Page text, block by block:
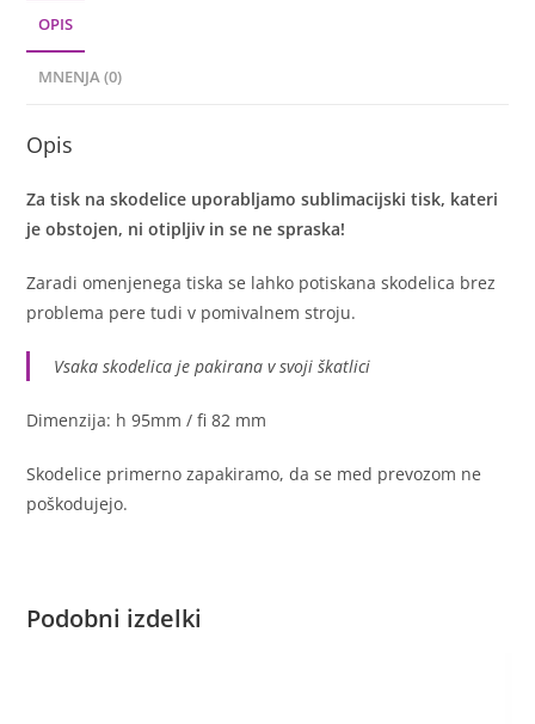
OPIS
MNENJA (0)
Opis
Za tisk na skodelice uporabljamo sublimacijski tisk, kateri
je obstojen, ni otipljiv in se ne spraska!
Zaradi omenjenega tiska se lahko potiskana skodelica brez
problema pere tudi v pomivalnem stroju.
Vsaka skodelica je pakirana v svoji škatlici
Dimenzija: h 95mm / fi 82 mm
Skodelice primerno zapakiramo, da se med prevozom ne
poškodujejo.
Podobni izdelki